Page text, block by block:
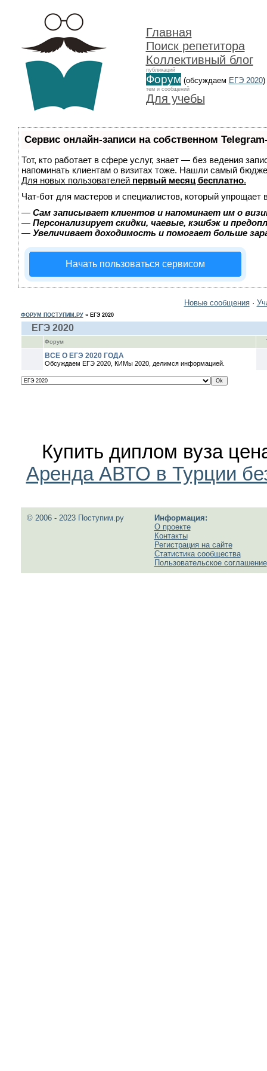
Главная
Поиск репетитора
Коллективный блог
публикаций
Форум (обсуждаем ЕГЭ 2020)
тем и сообщений
Для учебы
Сервис онлайн-записи на собственном
Тот, кто работает в сфере услуг, знает — без ведения
напоминать клиентам о визитах тоже. Нашли самый
Для новых пользователей первый месяц бесплатно.
Чат-бот для мастеров и специалистов, который упрощает
— Сам записывает клиентов и напоминает им о
— Персонализирует скидки, чаевые, кэшбэк и
— Увеличивает доходимость и помогает больше
Начать пользоваться сервисом
Новые сообщения·
ФОРУМ ПОСТУПИМ.РУ» ЕГЭ 2020
ЕГЭ 2020
Форум
ВСЕ О ЕГЭ 2020 ГОДА
Обсуждаем ЕГЭ 2020, КИМы 2020, делимся информацией.
Купить диплом вуза
Аренда АВТО в Турции
© 2006 - 2023 Поступим.ру
Информация:
О проекте
Контакты
Регистрация на сайте
Статистика сообщества
Пользовательское соглашение